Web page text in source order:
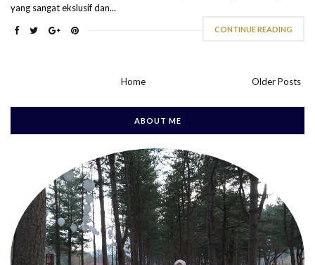
yang sangat ekslusif dan...
CONTINUE READING
Older Posts
Home
ABOUT ME